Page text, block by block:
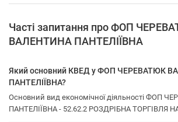
Часті запитання про ФОП
ВАЛЕНТИНА ПАНТЕЛІЇВНА
Який основний КВЕД у ФОП ЧЕРЕВАТЮК
ПАНТЕЛІЇВНА?
Основний вид економічної діяльності ФОП
ПАНТЕЛІЇВНА - 52.62.2 РОЗДРІБНА ТОРГІВЛЯ